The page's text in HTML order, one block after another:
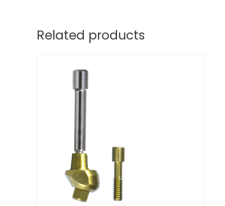
Related products